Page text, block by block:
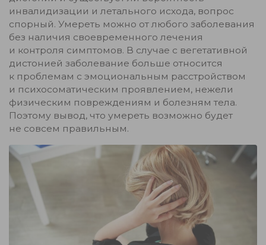
инвалидизации и летального исхода, вопрос
спорный. Умереть можно от любого заболевания
без наличия своевременного лечения
и контроля симптомов. В случае с вегетативной
дистонией заболевание больше относится
к проблемам с эмоциональным расстройством
и психосоматическим проявлением, нежели
физическим повреждениям и болезням тела.
Поэтому вывод, что умереть возможно будет
не совсем правильным.